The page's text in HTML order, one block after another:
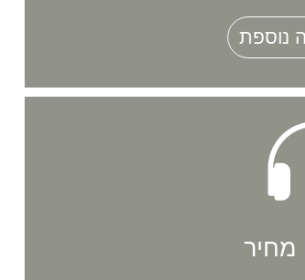
נוספת
מחיר